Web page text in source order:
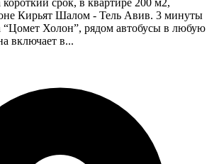
короткий срок, в квартире 200 м2,
Кирьят Шалом - Тель Авив. 3 минуты
“Цомет Холон”, рядом автобусы в любую
включает в...